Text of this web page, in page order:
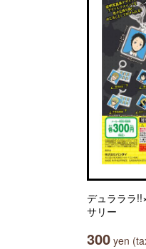
デュラララ
サリー
300 yen